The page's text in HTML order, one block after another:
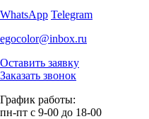
WhatsApp Telegram
egocolor@inbox.ru
Оставить заявку
Заказать звонок
График работы:
пн-пт с 9-00 до 18-00